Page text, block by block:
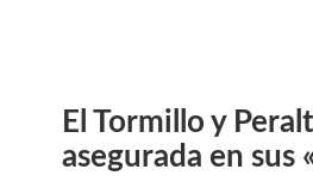
El Tormillo y
asegurada en sus